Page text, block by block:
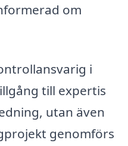
om
i
till expertis
utan även
genomförs